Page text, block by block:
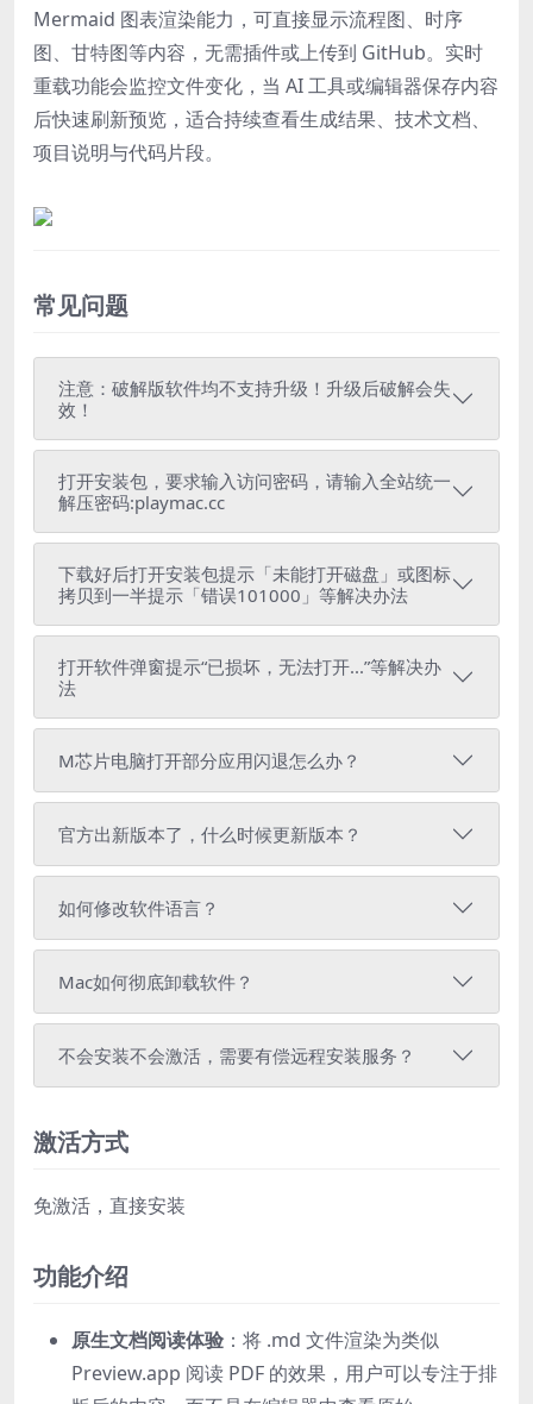
Mermaid 图表渲染能力，可直接显示流程图、时序
图、甘特图等内容，无需插件或上传到 GitHub。实时
重载功能会监控文件变化，当 AI 工具或编辑器保存内容
后快速刷新预览，适合持续查看生成结果、技术文档、
项目说明与代码片段。
常见问题
注意：破解版软件均不支持升级！升级后破解会失
效！
打开安装包，要求输入访问密码，请输入全站统一
解压密码:playmac.cc
下载好后打开安装包提示「未能打开磁盘」或图标
拷贝到一半提示「错误101000」等解决办法
打开软件弹窗提示“已损坏，无法打开...”等解决办
法
M芯片电脑打开部分应用闪退怎么办？
官方出新版本了，什么时候更新版本？
如何修改软件语言？
Mac如何彻底卸载软件？
不会安装不会激活，需要有偿远程安装服务？
激活方式
免激活，直接安装
功能介绍
原生文档阅读体验 ：将 .md 文件渲染为类似
Preview.app 阅读 PDF 的效果，用户可以专注于排